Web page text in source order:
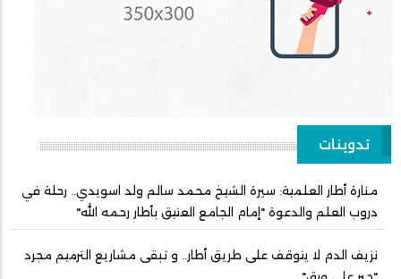
تدوينات
منارة أطار العلمية: سيرة الشيخ محمد سالم ولد اسويدي.. رحلة في
دروب العلم والدعوة "إمام الجامع العتيق بأطار رحمه الله"
نزيف الدم لا يتوقف على طريق أطار.. و تبقى مشاريع الترميم مجرد